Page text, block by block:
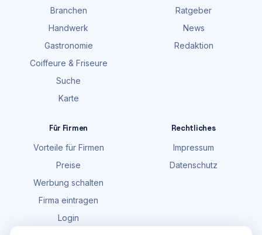
Branchen
Handwerk
Gastronomie
Coiffeure & Friseure
Suche
Karte
Ratgeber
News
Redaktion
Für Firmen
Vorteile für Firmen
Preise
Werbung schalten
Firma eintragen
Login
Rechtliches
Impressum
Datenschutz